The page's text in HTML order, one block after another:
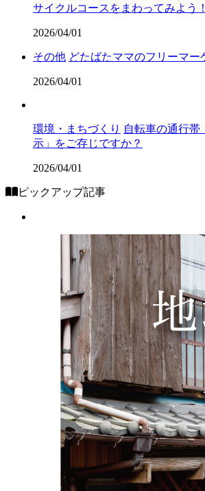
サイクルコースをまわってみよう！
2026/04/01
その他 どたばたママのフリーマー
2026/04/01
環境・まちづくり 自転車の通行帯
示」をご存じですか？
2026/04/01
ピックアップ記事